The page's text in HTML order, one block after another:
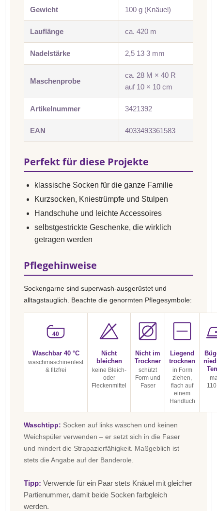
Gewicht 100 g (Knäuel)
Lauflänge ca. 420 m
Nadelstärke 2,5 13 3 mm
Maschenprobe
ca. 28 M × 40 R
auf 10 × 10 cm
Artikelnummer 3421392
EAN 4033493361583
Perfekt für diese Projekte
klassische Socken für die ganze Familie
Kurzsocken, Kniestrümpfe und Stulpen
Handschuhe und leichte Accessoires
selbstgestrickte Geschenke, die wirklich
getragen werden
Pflegehinweise
Sockengarne sind superwash-ausgerüstet und
alltagstauglich. Beachte die genormten Pflegesymbole:
40
Waschbar 40 °C
waschmaschinenfest
& filzfrei
Nicht
bleichen
keine Bleich-
oder
Fleckenmittel
Nicht im
Trockner
schützt
Form und
Faser
Liegend
trocknen
in Form
ziehen,
flach auf
einem
Handtuch
Waschtipp: Socken auf links waschen und keinen
Weichspüler verwenden – er setzt sich in die Faser
und mindert die Strapazierfähigkeit. Maßgeblich ist
stets die Angabe auf der Banderole.
Tipp: Verwende für ein Paar stets Knäuel mit gleicher
Partienummer, damit beide Socken farbgleich
werden.